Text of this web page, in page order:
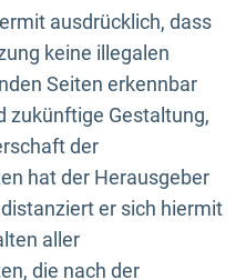
ausdrücklich, dass
keine illegalen
Seiten erkennbar
zukünftige Gestaltung,
der
hat der Herausgeber
er sich hiermit
aller
die nach der